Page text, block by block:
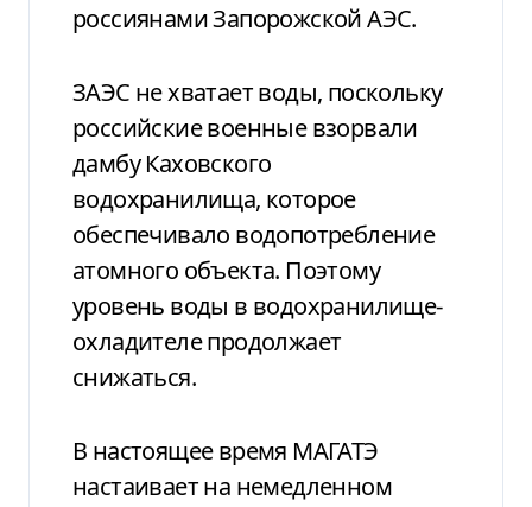
россиянами Запорожской АЭС.
ЗАЭС не хватает воды, поскольку
российские военные взорвали
дамбу Каховского
водохранилища, которое
обеспечивало водопотребление
атомного объекта. Поэтому
уровень воды в водохранилище-
охладителе продолжает
снижаться.
В настоящее время МАГАТЭ
настаивает на немедленном